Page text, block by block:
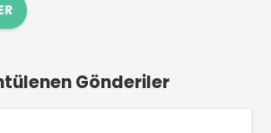
Gönderiler